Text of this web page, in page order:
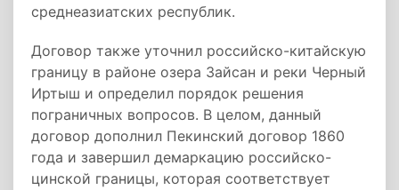
среднеазиатских республик.
Договор также уточнил российско-китайскую
границу в районе озера Зайсан и реки Черный
Иртыш и определил порядок решения
пограничных вопросов. В целом, данный
договор дополнил Пекинский договор 1860
года и завершил демаркацию российско-
цинской границы, которая соответствует